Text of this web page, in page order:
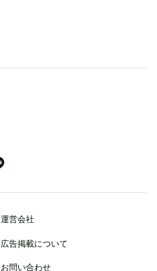
運営会社
広告掲載について
お問い合わせ